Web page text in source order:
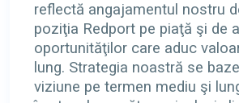
reflectă angajamentul nostru
poziţia Redport pe piaţă şi de
oportunităţilor care aduc
lung. Strategia noastră se
viziune pe termen mediu şi